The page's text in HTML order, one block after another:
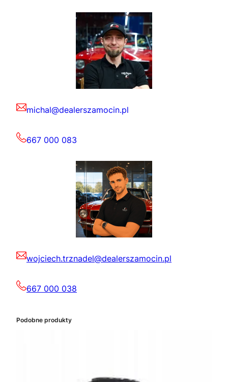
michal@dealerszamocin.pl
667 000 083
wojciech.trznadel@dealerszamocin.pl
667 000 038
Podobne produkty